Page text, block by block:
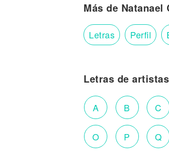
Más de Natanael
Letras Perfil
Letras de
A B C
O P Q